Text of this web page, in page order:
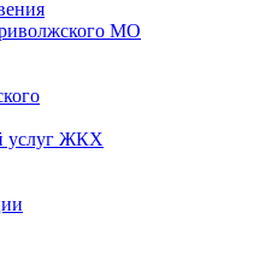
МО
услуг ЖКХ